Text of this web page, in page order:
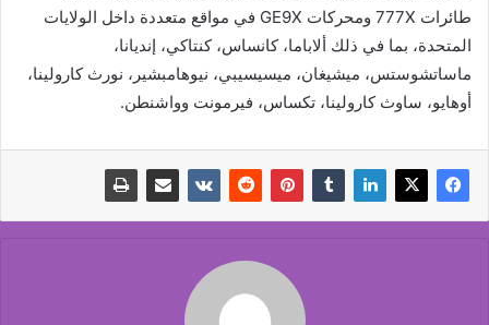
طائرات 777X ومحركات GE9X في مواقع متعددة داخل الولايات
المتحدة، بما في ذلك ألاباما، كانساس، كنتاكي، إنديانا،
ماساتشوستس، ميشيغان، ميسيسيبي، نيوهامبشير، نورث كارولينا،
أوهايو، ساوث كارولينا، تكساس، فيرمونت وواشنطن.